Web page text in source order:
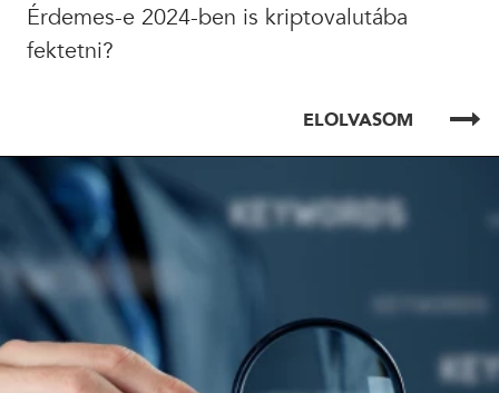
24 ÓRÁN BELÜL FELVESSZÜK VELED A KAPCSOLATOT!*
Érdemes-e 2024-ben is kriptovalutába
fektetni?
ELOLVASOM
ELOLVASOM